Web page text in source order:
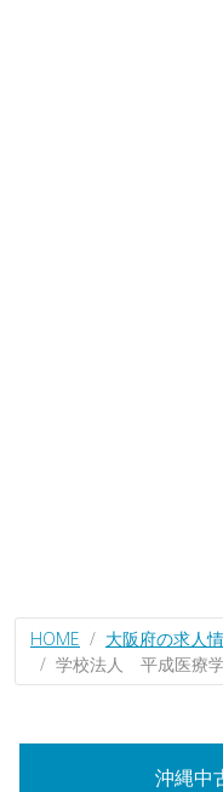
HOME 大阪府の求人
学校法人 平成医療
沖縄中